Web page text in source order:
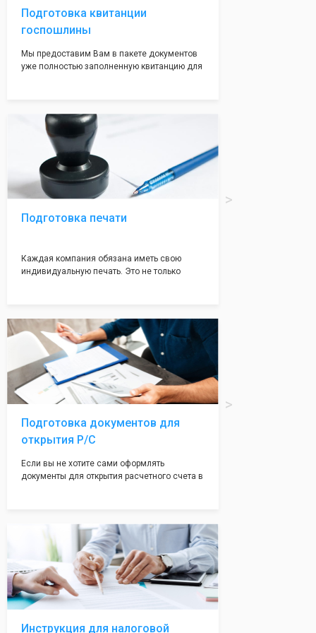
Подготовка квитанции
госпошлины
Мы предоставим Вам в пакете документов
уже полностью заполненную квитанцию для
посредственно в налоговой инспекции при
подаче документов на регистрацию.
Подготовка печати
Каждая компания обязана иметь свою
индивидуальную печать. Это не только
вам поможем с помощью изготовления
печати по индивидуальному эскизу, который
Вы выберете сами из нашего каталога.
Подготовка документов для
открытия Р/С
Если вы не хотите сами оформлять
документы для открытия расчетного счета в
открытия счета, с минимальным затратом
вашего времени и сил!
Инструкция для налоговой